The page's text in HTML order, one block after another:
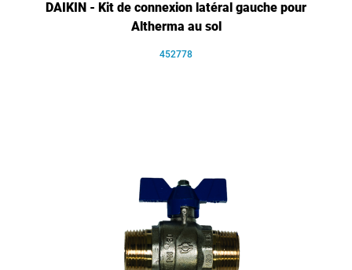
DAIKIN - Kit de connexion latéral gauche pour
Altherma au sol
452778